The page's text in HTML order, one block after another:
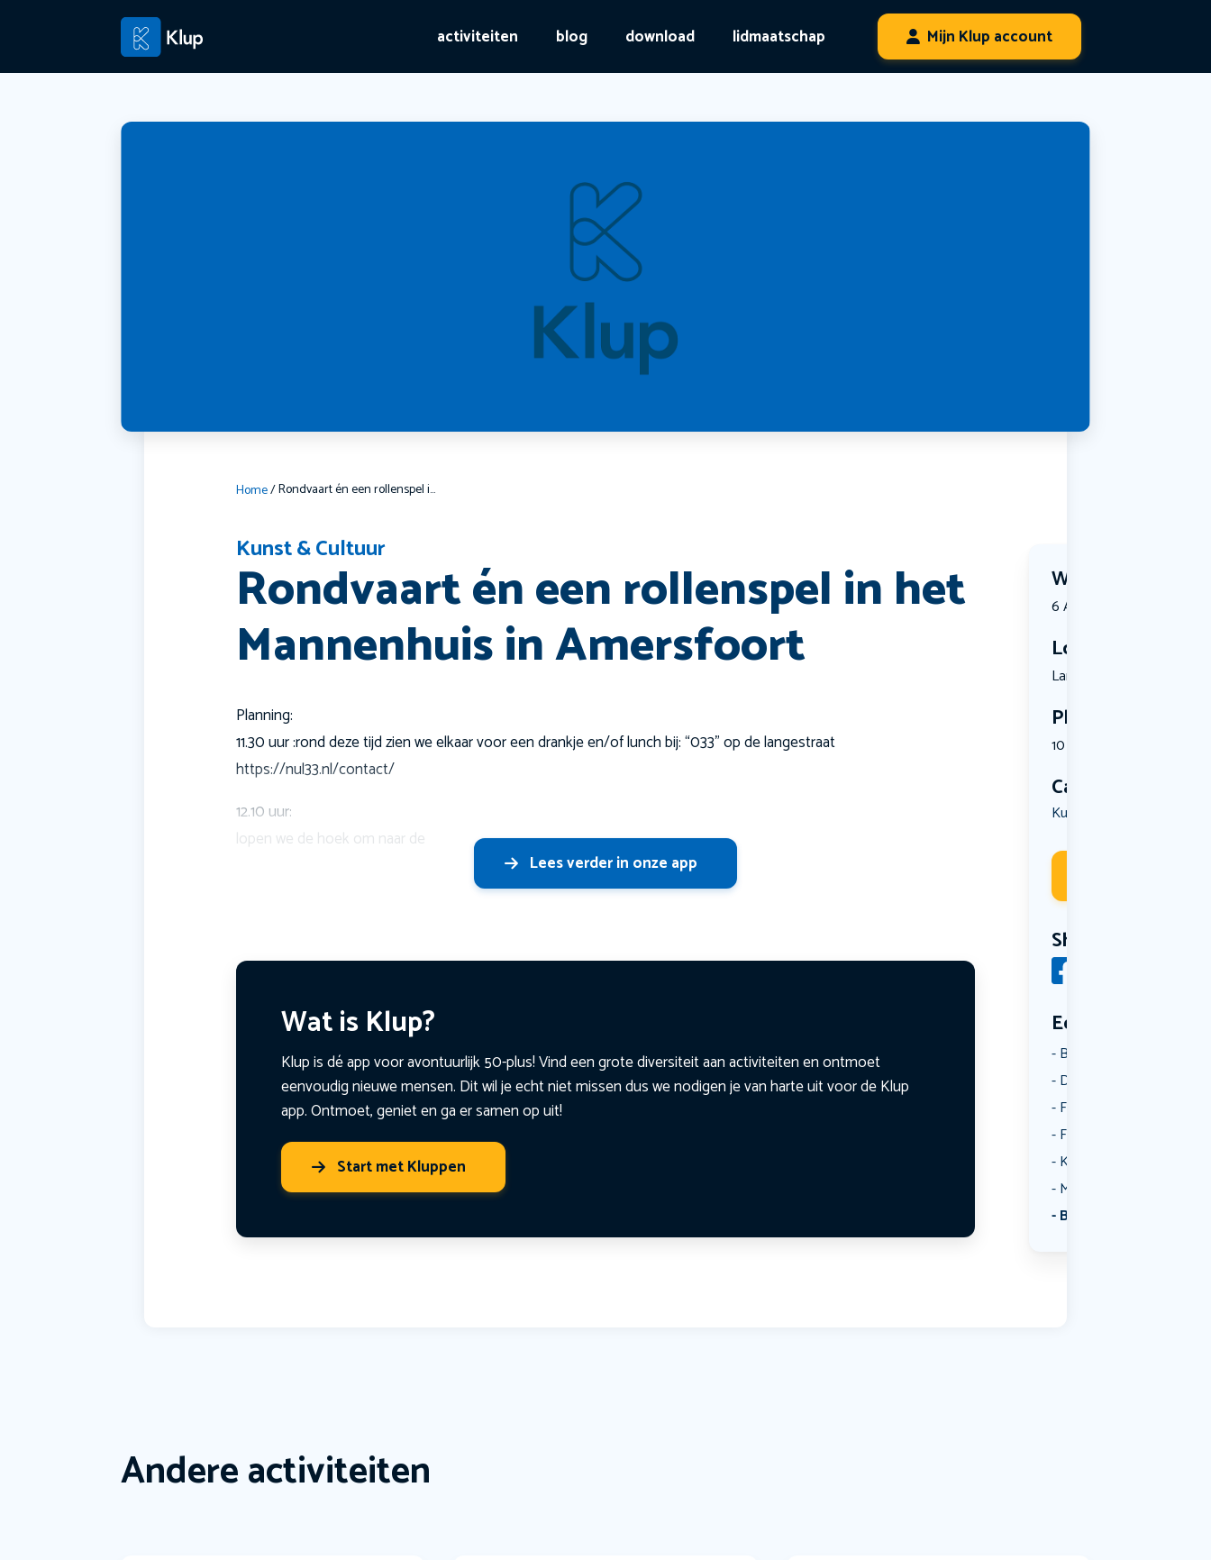
activiteiten blog download lidmaatschap Mijn Klup account
Home/ Rondvaart én een rollenspel in het Mannenhuis in Amersfoort
Kunst & Cultuur
Rondvaart én een rollenspel in het
Mannenhuis in Amersfoort
Wanneer?
6 August 2026 | 11:30
Locatie
Langestraa...
Plekken
10 plekken beschikbaar
Categorie
Kunst & Cultuur
Share
Een aantal
Borrelen
Dansen
Fietsen
Film
Kunst & Cultuur
Muziek
Bekijk alle categorieën
Planning:
11.30 uur :rond deze tijd zien we elkaar voor een drankje en/of lunch bij: “033” op de langestraat
https://nul33.nl/contact/
12.10 uur:
lopen we de hoek om naar de
Lees verder in onze app
Wat is Klup?
Klup is dé app voor avontuurlijk 50-plus! Vind een grote diversiteit aan activiteiten en ontmoet
eenvoudig nieuwe mensen. Dit wil je echt niet missen dus we nodigen je van harte uit voor de Klup
app. Ontmoet, geniet en ga er samen op uit!
Start met Kluppen
Andere activiteiten